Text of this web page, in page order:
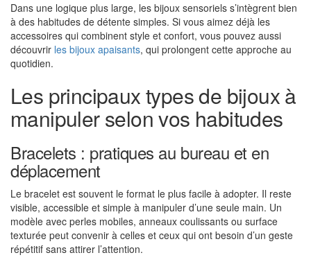
Dans une logique plus large, les bijoux sensoriels s’intègrent bien
à des habitudes de détente simples. Si vous aimez déjà les
accessoires qui combinent style et confort, vous pouvez aussi
découvrir les bijoux apaisants, qui prolongent cette approche au
quotidien.
Les principaux types de bijoux à
manipuler selon vos habitudes
Bracelets : pratiques au bureau et en
déplacement
Le bracelet est souvent le format le plus facile à adopter. Il reste
visible, accessible et simple à manipuler d’une seule main. Un
modèle avec perles mobiles, anneaux coulissants ou surface
texturée peut convenir à celles et ceux qui ont besoin d’un geste
répétitif sans attirer l’attention.